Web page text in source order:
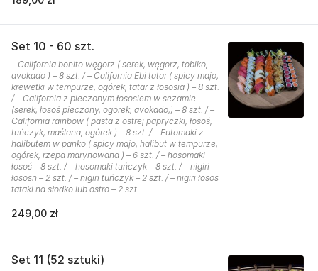
Set 10 - 60 szt.
– California bonito węgorz ( serek, węgorz, tobiko,
avokado ) – 8 szt. / – California Ebi tatar ( spicy majo,
krewetki w tempurze, ogórek, tatar z łososia ) – 8 szt.
/ – California z pieczonym łososiem w sezamie
(serek, łosoś pieczony, ogórek, avokado,) – 8 szt. / –
California rainbow ( pasta z ostrej papryczki, łosoś,
tuńczyk, maślana, ogórek ) – 8 szt. / – Futomaki z
halibutem w panko ( spicy majo, halibut w tempurze,
ogórek, rzepa marynowana ) – 6 szt. / – hosomaki
łosoś – 8 szt. / – hosomaki tuńczyk – 8 szt. / – nigiri
łososn – 2 szt. / – nigiri tuńczyk – 2 szt. / – nigiri łosos
tataki na słodko lub ostro – 2 szt.
249,00 zł
Set 11 (52 sztuki)